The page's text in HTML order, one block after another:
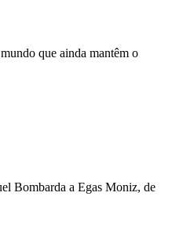
que ainda mantêm o
Bombarda a Egas Moniz, de